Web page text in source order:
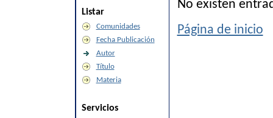
Listar
Comunidades
Fecha Publicación
Autor
Título
Materia
Servicios
No existen
Página de inicio